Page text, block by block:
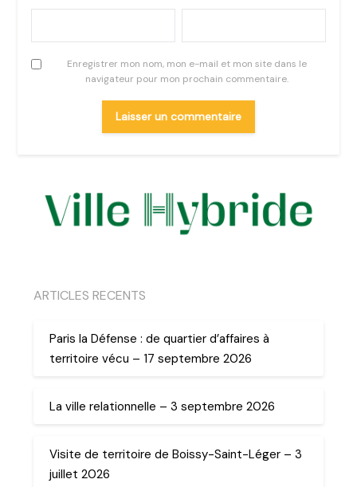
Enregistrer mon nom, mon e-mail et mon site dans le
navigateur pour mon prochain commentaire.
ARTICLES RECENTS
Paris la Défense : de quartier d’affaires à
territoire vécu – 17 septembre 2026
La ville relationnelle – 3 septembre 2026
Visite de territoire de Boissy-Saint-Léger – 3
juillet 2026